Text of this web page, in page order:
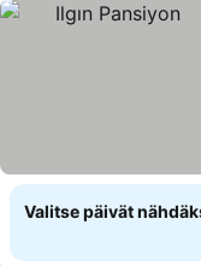
Valitse päivät